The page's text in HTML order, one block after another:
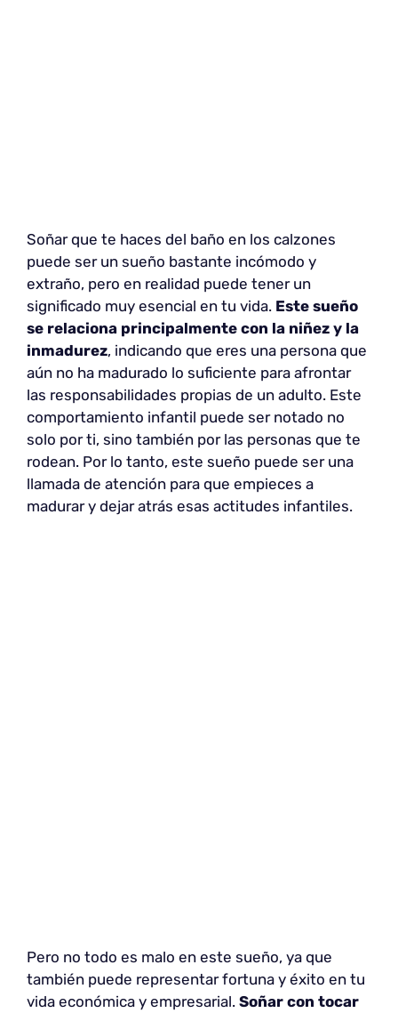
Soñar que te haces del baño en los calzones
puede ser un sueño bastante incómodo y
extraño, pero en realidad puede tener un
significado muy esencial en tu vida. Este sueño
se relaciona principalmente con la niñez y la
inmadurez, indicando que eres una persona que
aún no ha madurado lo suficiente para afrontar
las responsabilidades propias de un adulto. Este
comportamiento infantil puede ser notado no
solo por ti, sino también por las personas que te
rodean. Por lo tanto, este sueño puede ser una
llamada de atención para que empieces a
madurar y dejar atrás esas actitudes infantiles.
Pero no todo es malo en este sueño, ya que
también puede representar fortuna y éxito en tu
vida económica y empresarial. Soñar con tocar